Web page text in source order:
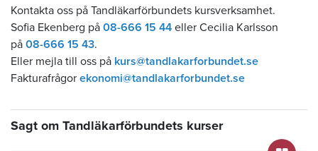
Kontakta oss på Tandläkarförbundets kursverksamhet.
Sofia Ekenberg på 08-666 15 44 eller Cecilia Karlsson
på 08-666 15 43.
Eller mejla till oss på kurs@tandlakarforbundet.se
Fakturafrågor ekonomi@tandlakarforbundet.se
Sagt om Tandläkarförbundets kurser